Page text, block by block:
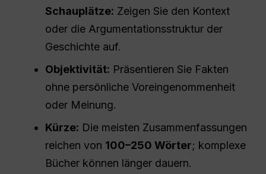
Schauplätze: Zeigen Sie den Kontext
oder die Argumentationsstruktur der
Geschichte auf.
Objektivität: Präsentieren Sie Fakten
ohne persönliche Voreingenommenheit
oder Meinung.
Kürze: Die meisten Zusammenfassungen
reichen von 100–250 Wörter; komplexe
Bücher können länger dauern.